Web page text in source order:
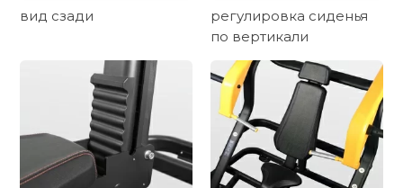
вид сзади
регулировка сиденья
по вертикали